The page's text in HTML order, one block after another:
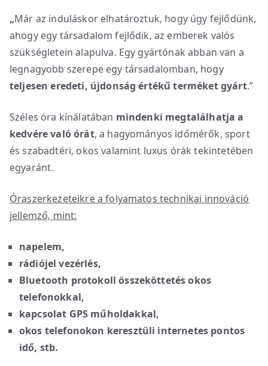
„Már az induláskor elhatároztuk, hogy úgy fejlődünk,
ahogy egy társadalom fejlődik, az emberek valós
szükségletein alapulva. Egy gyártónak abban van a
legnagyobb szerepe egy társadalomban, hogy
teljesen eredeti, újdonság értékű terméket gyárt.”
Széles óra kínálatában mindenki megtalálhatja a
kedvére való órát, a hagyományos időmérők, sport
és szabadtéri, okos valamint luxus órák tekintetében
egyaránt.
Óraszerkezeteikre a folyamatos technikai innováció
jellemző, mint:
napelem,
rádiójel vezérlés,
Bluetooth protokoll összeköttetés okos
telefonokkal,
kapcsolat GPS műholdakkal,
okos telefonokon keresztüli internetes pontos
idő, stb.